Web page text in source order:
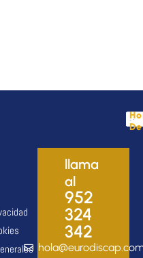
llama
al
952
324
342